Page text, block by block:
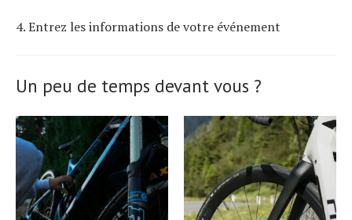
4. Entrez les informations de votre événement
Un peu de temps devant vous ?